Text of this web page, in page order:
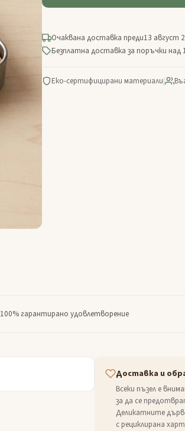
Очаквана доставка преди13 август
Безплатна доставка за поръчки над
Еко-сертифицирани материали|
100% гарантирано удовлетворение
Доставка и
Всеки пъзел е
за да се
Деликатните
с рециклирана